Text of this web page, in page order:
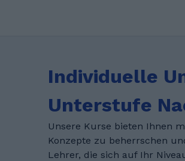
Individuelle
Unterstufe
Unsere Kurse bieten Ihnen
Konzepte zu beherrschen
Lehrer, die sich auf Ihr